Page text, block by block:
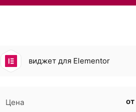
виджет для Elementor
Цена